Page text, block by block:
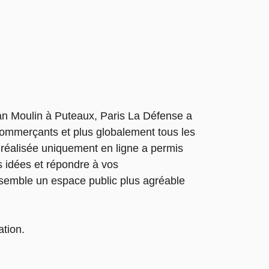
Moulin à Puteaux, Paris La Défense a
et plus globalement tous les
uniquement en ligne a permis
idées et répondre à vos
un espace public plus agréable